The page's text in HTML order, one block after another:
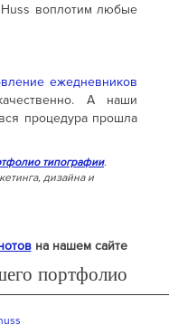
воплотим любые
ежедневников
А наши
процедура прошла
типографии.
дизайна и
на нашем сайте
портфолио